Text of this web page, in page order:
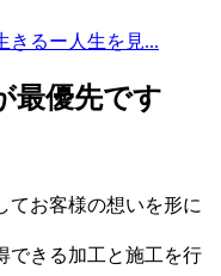
きるー人生を見...
最優先です
てお客様の想いを形に
できる加工と施工を行